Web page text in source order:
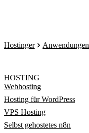
Hostinger Anwendungen
HOSTING
Webhosting
Hosting für WordPress
VPS Hosting
Selbst gehostetes n8n